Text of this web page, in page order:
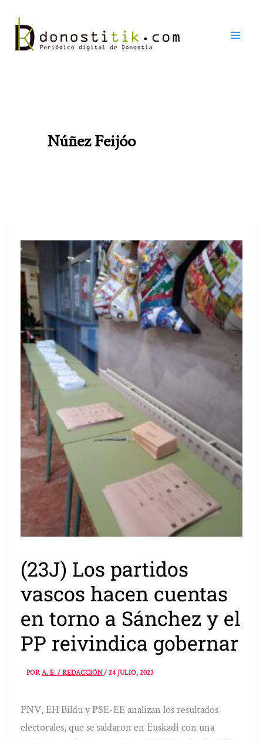
contenido
Núñez Feijóo
(23J) Los partidos
vascos hacen cuentas
en torno a Sánchez y el
PP reivindica gobernar
PORA. E. / REDACCIÓN/24 JULIO, 2023
PNV, EH Bildu y PSE-EE analizan los resultados
electorales, que se saldaron en Euskadi con una